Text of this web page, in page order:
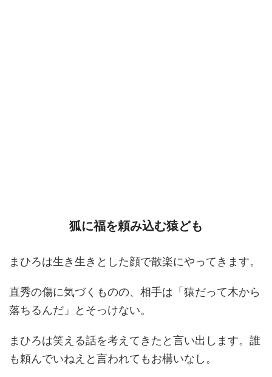
狐に福を頼み込む猿ども
まひろは生き生きとした顔で散楽にやってきます。
直秀の傷に気づくものの、相手は「猿だって木から
落ちるんだ」とそっけない。
まひろは笑える話を考えてきたと言い出します。誰
も頼んでいねえと言われてもお構いなし。